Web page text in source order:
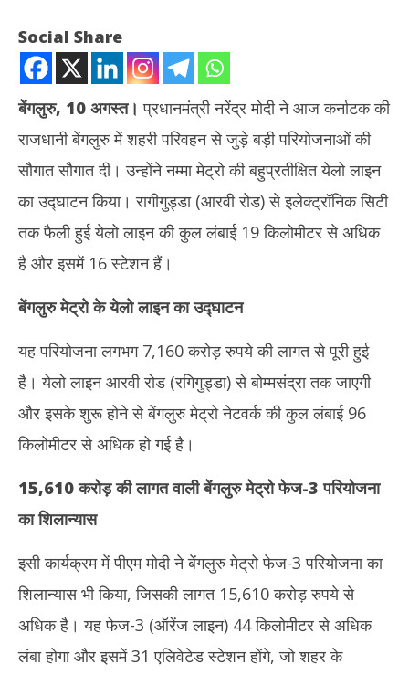
NOW VIEWING
और शिलान्यास, 3 वंदे भारत ट्रेनों को दिखाई हरी झंडी
10,
Social Share
बेंगलुरु, 10 अगस्त। प्रधानमंत्री नरेंद्र मोदी ने आज कर्नाटक की
राजधानी बेंगलुरु में शहरी परिवहन से जुड़े बड़ी परियोजनाओं की
सौगात सौगात दी। उन्होंने नम्मा मेट्रो की बहुप्रतीक्षित येलो लाइन
का उद्घाटन किया। रागीगुड्डा (आरवी रोड) से इलेक्ट्रॉनिक सिटी
तक फैली हुई येलो लाइन की कुल लंबाई 19 किलोमीटर से अधिक
है और इसमें 16 स्टेशन हैं।
बेंगलुरु मेट्रो के येलो लाइन का उद्घाटन
यह परियोजना लगभग 7,160 करोड़ रुपये की लागत से पूरी हुई
है। येलो लाइन आरवी रोड (रगिगुड्डा) से बोम्मसंद्रा तक जाएगी
और इसके शुरू होने से बेंगलुरु मेट्रो नेटवर्क की कुल लंबाई 96
किलोमीटर से अधिक हो गई है।
15,610 करोड़ की लागत वाली बेंगलुरु मेट्रो फेज-3 परियोजना
का शिलान्यास
इसी कार्यक्रम में पीएम मोदी ने बेंगलुरु मेट्रो फेज-3 परियोजना का
शिलान्यास भी किया, जिसकी लागत 15,610 करोड़ रुपये से
अधिक है। यह फेज-3 (ऑरेंज लाइन) 44 किलोमीटर से अधिक
लंबा होगा और इसमें 31 एलिवेटेड स्टेशन होंगे, जो शहर के